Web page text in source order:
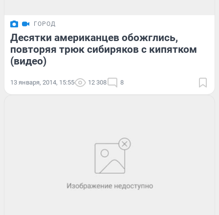
ГОРОД
Десятки американцев обожглись,
повторяя трюк сибиряков с кипятком
(видео)
13 января, 2014, 15:55 12 308 8